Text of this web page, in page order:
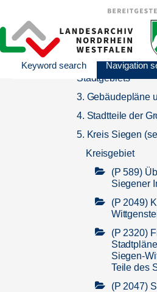
Keyword search Navigation
Best. 752 / Karten und
Best. 752 / Karten
1. Stadtpläne der
2. Detailpläne des
Stadtgebiets
3. Gebäudepläne
4. Stadtteile der
5. Kreis Siegen
Kreisgebiet
(P 589)
Siegener
(P 2049)
(P 2320)
Siegen-
Teile des
(P 2047)